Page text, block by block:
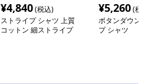
¥4,840(税込)
ストライプ シャツ 上質
コットン 細ストライプ
¥5,260(税
ボタンダウン
プ シャツ